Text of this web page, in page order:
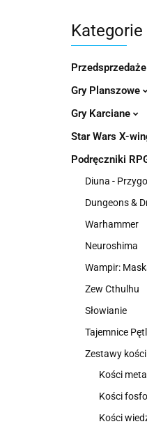
Kategorie
Gry Planszowe
Gry Karciane
Star Wars X-
Podręczniki
Diuna -
Dungeons &
Warhammer
Neuroshima
Wampir:
Zew Cthulhu
Słowianie
Tajemnice
Zestawy kości
Kości
Kości
Kości